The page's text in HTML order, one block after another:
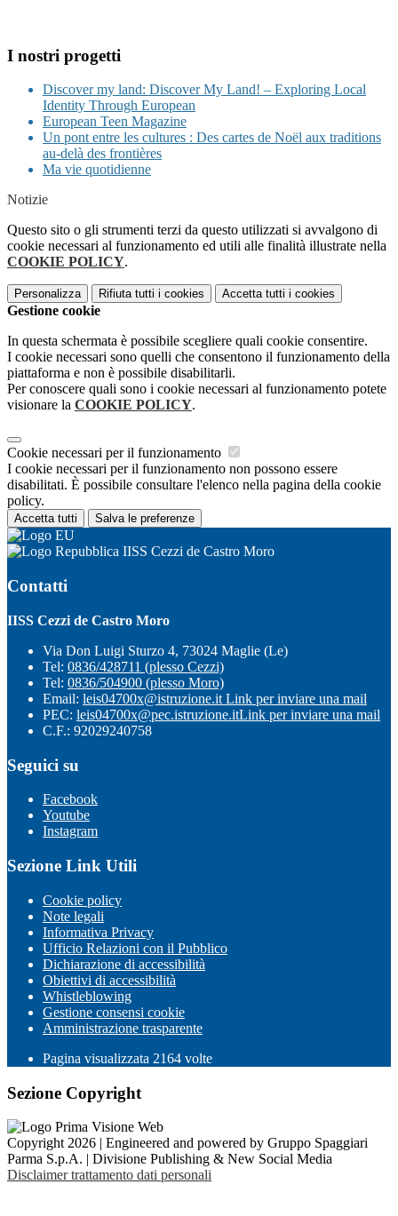
I nostri progetti
Discover my land: Discover My Land! – Exploring Local
Identity Through European
European Teen Magazine
Un pont entre les cultures : Des cartes de Noël aux traditions
au-delà des frontières
Ma vie quotidienne
Notizie
Questo sito o gli strumenti terzi da questo utilizzati si avvalgono di
cookie necessari al funzionamento ed utili alle finalità illustrate nella
COOKIE POLICY.
Personalizza Rifiuta tutti i cookies Accetta tutti i cookies
Gestione cookie
In questa schermata è possibile scegliere quali cookie consentire.
I cookie necessari sono quelli che consentono il funzionamento della
piattaforma e non è possibile disabilitarli.
Per conoscere quali sono i cookie necessari al funzionamento potete
visionare la COOKIE POLICY.
Cookie necessari per il funzionamento
I cookie necessari per il funzionamento non possono essere
disabilitati. È possibile consultare l'elenco nella pagina della cookie
policy.
Accetta tutti Salva le preferenze
IISS Cezzi de Castro Moro
Contatti
IISS Cezzi de Castro Moro
Via Don Luigi Sturzo 4, 73024 Maglie (Le)
Tel: 0836/428711 (plesso Cezzi)
Tel: 0836/504900 (plesso Moro)
Email: leis04700x@istruzione.it Link per inviare una mail
PEC: leis04700x@pec.istruzione.itLink per inviare una mail
C.F.: 92029240758
Seguici su
Facebook
Youtube
Instagram
Sezione Link Utili
Cookie policy
Note legali
Informativa Privacy
Ufficio Relazioni con il Pubblico
Dichiarazione di accessibilità
Obiettivi di accessibilità
Whistleblowing
Gestione consensi cookie
Amministrazione trasparente
Pagina visualizzata 2164 volte
Sezione Copyright
Copyright 2026 | Engineered and powered by Gruppo Spaggiari
Parma S.p.A. | Divisione Publishing & New Social Media
Disclaimer trattamento dati personali